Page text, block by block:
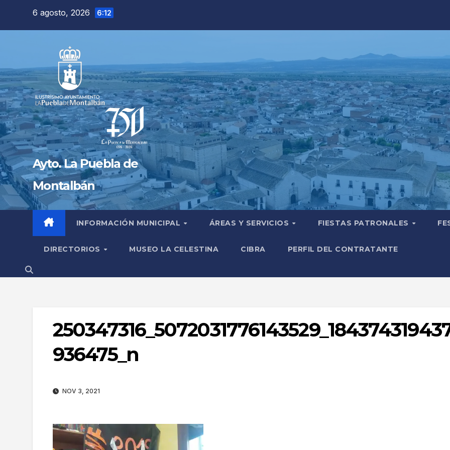
6 agosto, 2026 6:12
Ayto. La Puebla de
Montalbán
INFORMACIÓN MUNICIPAL ÁREAS Y SERVICIOS FIESTAS PATRONALES
DIRECTORIOS MUSEO LA CELESTINA CIBRA PERFIL DEL CONTRATANTE
936475_n
NOV 3, 2021